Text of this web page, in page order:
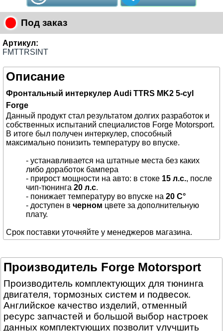
Под заказ
Артикул:
FMTTRSINT
Описание
Фронтальный интеркулер Audi TTRS MK2 5-cyl
Forge
Данный продукт стал результатом долгих разработок и
собственных испытаний специалистов Forge Motorsport.
В итоге был получен интеркулер, способный
максимально понизить температуру во впуске.
- устанавливается на штатные места без каких
либо доработок бампера
- прирост мощности на авто: в стоке 15 л.с., после
чип-тюнинга 20 л.с.
- понижает температуру во впуске на 20 С°
- доступен в черном цвете за дополнительную
плату.
Срок поставки уточняйте у менеджеров магазина.
Производитель Forge Motorsport
Производитель комплектующих для тюнинга
двигателя, тормозных систем и подвесок.
Английское качество изделий, отменный
ресурс запчастей и большой выбор настроек
данных комплектующих позволит улучшить